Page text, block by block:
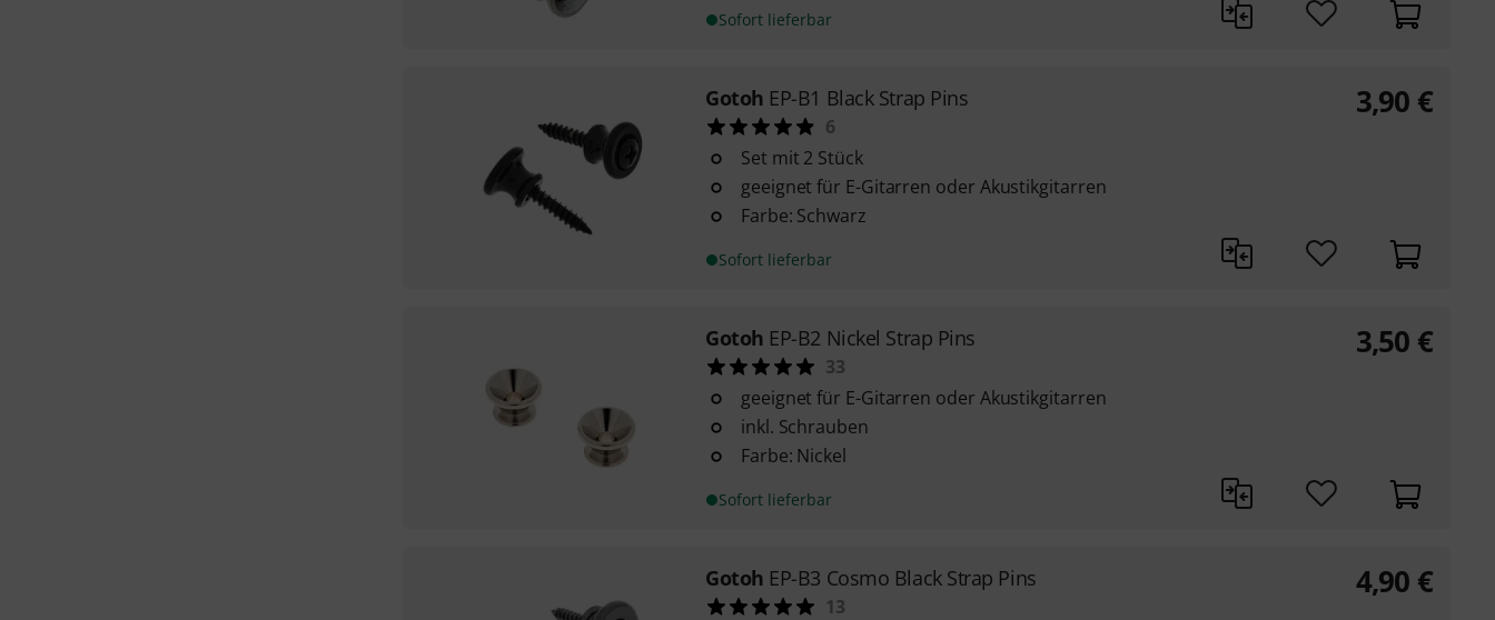
Sofort lieferbar
Gotoh EP-B1 Black Strap Pins
6
Set mit 2 Stück
geeignet für E-Gitarren oder Akustikgitarren
Farbe: Schwarz
Sofort lieferbar
3,90 €
Gotoh EP-B2 Nickel Strap Pins
33
geeignet für E-Gitarren oder Akustikgitarren
inkl. Schrauben
Farbe: Nickel
Sofort lieferbar
3,50 €
Gotoh EP-B3 Cosmo Black Strap Pins
13
4,90 €